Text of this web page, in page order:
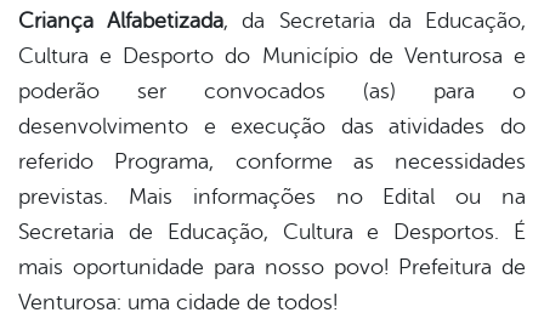
Criança Alfabetizada, da Secretaria da Educação,
Cultura e Desporto do Município de Venturosa e
poderão ser convocados (as) para o
desenvolvimento e execução das atividades do
referido Programa, conforme as necessidades
previstas. Mais informações no Edital ou na
Secretaria de Educação, Cultura e Desportos. É
mais oportunidade para nosso povo! Prefeitura de
Venturosa: uma cidade de todos!